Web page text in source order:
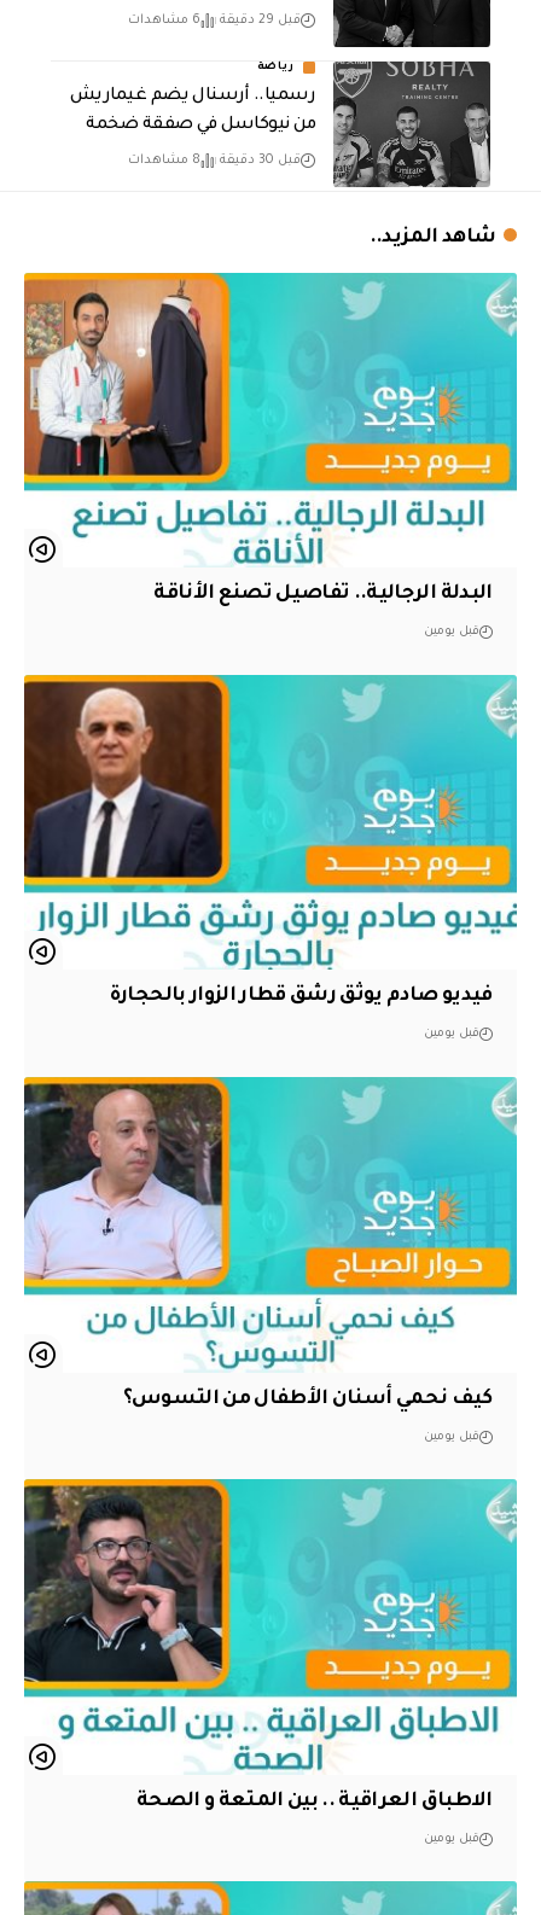
قبل 29 دقيقة 6 مشاهدات
رياضة
رسميا.. أرسنال يضم غيماريش
من نيوكاسل في صفقة ضخمة
قبل 30 دقيقة 8 مشاهدات
شاهد المزيد..
البدلة الرجالية.. تفاصيل تصنع الأناقة
قبل يومين
فيديو صادم يوثق رشق قطار الزوار بالحجارة
قبل يومين
كيف نحمي أسنان الأطفال من التسوس؟
قبل يومين
الاطباق العراقية .. بين المتعة و الصحة
قبل يومين